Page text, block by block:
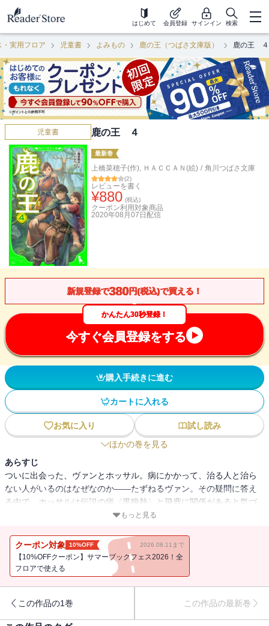
はじめて 会員登録 サインイン 検索
・実用フロア 児童書 よみもの 鹿の王（つばさ文庫版） 鹿の王 ４
児童書 鹿の王 ４
最新巻
上橋菜穂子(作), ＨＡＣＣＡＮ(絵) / 角川つばさ文庫
(2)
レビューを書く
¥880 (税込)
クーポン利用対象商品
2020年08月07日 配信
新規登録で380円(税込)で買える！
かんたん30秒登録！
今すぐ会員登録をする
購入手続きに進む
カートに入れる
お気に入り
試し読み
ほかの巻を見る
あらすじ
ついに出会った、ヴァンとホッサル。病にかかって、治る人と治ら
ない人がいるのはなぜなのか――たずねるヴァン。その疑問に答え
る中で、ホッサルは伝説の病〈黒狼熱〉と飛鹿に関係があると気づ
く。そのころオーファンたちは、故郷を取り戻すため、ある計画を
ある。ユナへ別れを告げたヴァンは、ある決断をする――!!命と人の
壮大な冒険小説、完結！【小学上級から ★★★】
もっと見る
クーポン対象 10%OFF 2026.08.11まで
【10%OFFクーポン】サマーブックフェス2026！全
フロアで使える
この作品の1巻 この作品の最新巻